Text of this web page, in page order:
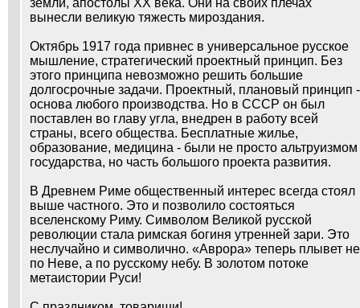
земли, апостолы ХХ века. Они на своих плечах
вынесли великую тяжесть мироздания.
Октябрь 1917 года привнес в универсальное русское
мышление, стратегический проектный принцип. Без
этого принципа невозможно решить большие
долгосрочные задачи. Проектный, плановый принцип -
основа любого производства. Но в СССР он был
поставлен во главу угла, внедрен в работу всей
страны, всего общества. Бесплатные жилье,
образование, медицина - были не просто альтруизмом
государства, но часть большого проекта развития.
В Древнем Риме общественный интерес всегда стоял
выше частного. Это и позволило состояться
вселенскому Риму. Символом Великой русской
революции стала римская богиня утренней зари. Это
неслучайно и символично. «Аврора» теперь плывет не
по Неве, а по русскому небу. В золотом потоке
метаистории Руси!